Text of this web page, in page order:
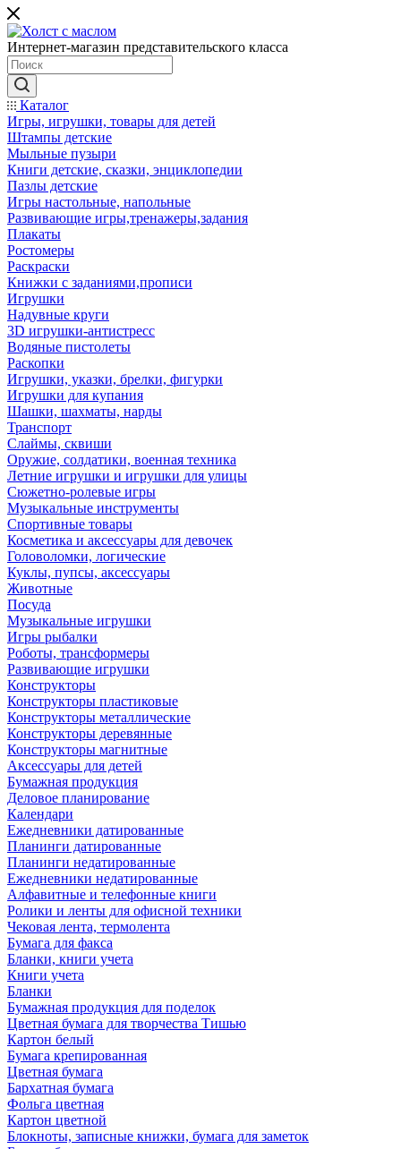
Интернет-магазин представительского класса
Каталог
Игры, игрушки, товары для детей
Штампы детские
Мыльные пузыри
Книги детские, сказки, энциклопедии
Пазлы детские
Игры настольные, напольные
Развивающие игры,тренажеры,задания
Плакаты
Ростомеры
Раскраски
Книжки с заданиями,прописи
Игрушки
Надувные круги
3D игрушки-антистресс
Водяные пистолеты
Раскопки
Игрушки, указки, брелки, фигурки
Игрушки для купания
Шашки, шахматы, нарды
Транспорт
Слаймы, сквиши
Оружие, солдатики, военная техника
Летние игрушки и игрушки для улицы
Сюжетно-ролевые игры
Музыкальные инструменты
Спортивные товары
Косметика и аксессуары для девочек
Головоломки, логические
Куклы, пупсы, аксессуары
Животные
Посуда
Музыкальные игрушки
Игры рыбалки
Роботы, трансформеры
Развивающие игрушки
Конструкторы
Конструкторы пластиковые
Конструкторы металлические
Конструкторы деревянные
Конструкторы магнитные
Аксессуары для детей
Бумажная продукция
Деловое планирование
Календари
Ежедневники датированные
Планинги датированные
Планинги недатированные
Ежедневники недатированные
Алфавитные и телефонные книги
Ролики и ленты для офисной техники
Чековая лента, термолента
Бумага для факса
Бланки, книги учета
Книги учета
Бланки
Бумажная продукция для поделок
Цветная бумага для творчества Тишью
Картон белый
Бумага крепированная
Цветная бумага
Бархатная бумага
Фольга цветная
Картон цветной
Блокноты, записные книжки, бумага для заметок